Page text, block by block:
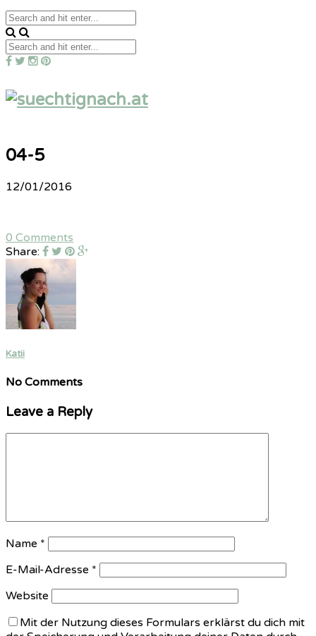
04-5
12/01/2016
0 Comments
Share:
Katii
No Comments
Leave a Reply
Name *
E-Mail-Adresse *
Website
Mit der Nutzung dieses Formulars erklärst du dich mit